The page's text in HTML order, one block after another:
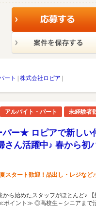
ート 株式会社ロピア
アルバイト・パート 未経験者
パー★ ロピアで新しい
さん活躍中♪ 春から初
スタート歓迎！品出し・レジなど
ら始めたスタッフがほとんど♪ 【
ポイント≫ ◎高校生～シニアまで